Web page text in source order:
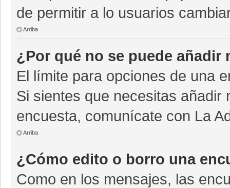
de permitir a lo usuarios
Arriba
¿Por qué no se puede añadir
El límite para opciones de una
Si sientes que necesitas añadir
encuesta, comunícate con La
Arriba
¿Cómo edito o borro una
Como en los mensajes, las